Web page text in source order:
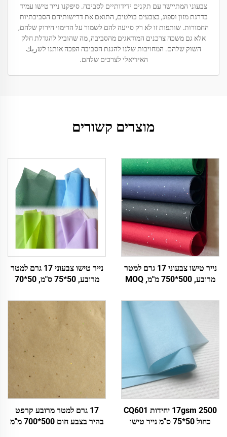
צבעוני המתיישר עם תקנים ידידותיים לסביבה. סיפקנו נייר טישו עמיד
בדרגת מזון וספוג, בצבעים בולטים, התואם את דרישותיהם הסביבתיות
החמורות. שותפות זו לא רק סייעה להם לשמור על הדימוי הירוק שלהם,
אלא גם משכה צרכנים המודאגים מהסביבה, מה שהוביל להגדלת חלק
השוק שלהם. המחויבות שלנו להגנת הסביבה הפכה אותנו לשريك
האידיאלי לצרכים שלהם.
מוצרים קשורים
נייר טישו צבעוני 17 גרם למטר
מרובע, 500*750 מ"מ, MOQ
נייר עטיפה באיכות גבוהה
למתנה, אריזת מזון ופירות
נייר טישו צבעוני 17 גרם למטר
מרובע, 50*75 ס"מ, 50*70
נייר עטיפה
17gsm 2500 יחידות CQ601
כחול 50*75 ס"מ נייר טישו
17 גרם למטר מרובע קרפט
בהיר בצבע חום 500*700 מ"מ